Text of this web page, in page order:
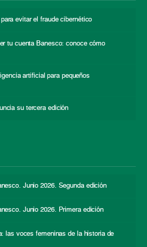
evitar el fraude cibernético
tu cuenta Banesco: conoce cómo
artificial para pequeños
su tercera edición
Junio 2026. Segunda edición
Junio 2026. Primera edición
las voces femeninas de la historia de